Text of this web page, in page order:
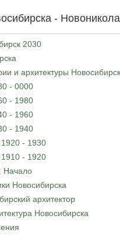
-
2030
и архитектуры
- 0000
- 1980
- 1960
- 1940
1920 - 1930
1910 - 1920
Начало
Новосибирска
архитектор
Новосибирска